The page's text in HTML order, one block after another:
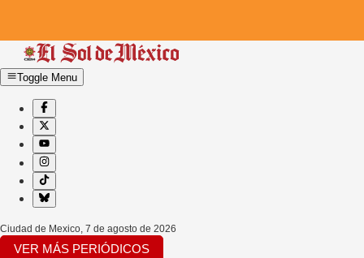
Toggle Menu
Ciudad de Mexico, 7 de agosto de 2026
VER MÁS PERIÓDICOS